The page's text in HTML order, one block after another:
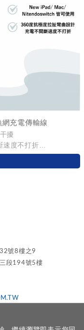
充電傳輸線
擾
速度不打折
號8樓之9
段194號5樓